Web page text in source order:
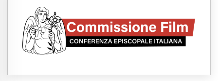
Honduras, gli sfollati invisibili di una crisi
dimenticata
07.08.2026
Italia, Antigone: carceri al limite della
Parolin conclude il viaggio in Messico: "La